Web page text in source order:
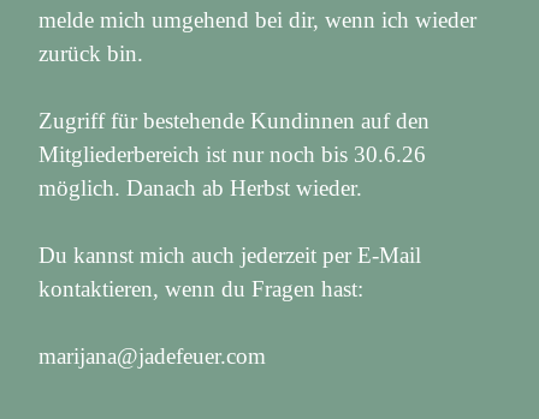
melde mich umgehend bei dir, wenn ich wieder
zurück bin.
Zugriff für bestehende Kundinnen auf den
Mitgliederbereich ist nur noch bis 30.6.26
möglich. Danach ab Herbst wieder.
Du kannst mich auch jederzeit per E-Mail
kontaktieren, wenn du Fragen hast:
marijana@jadefeuer.com